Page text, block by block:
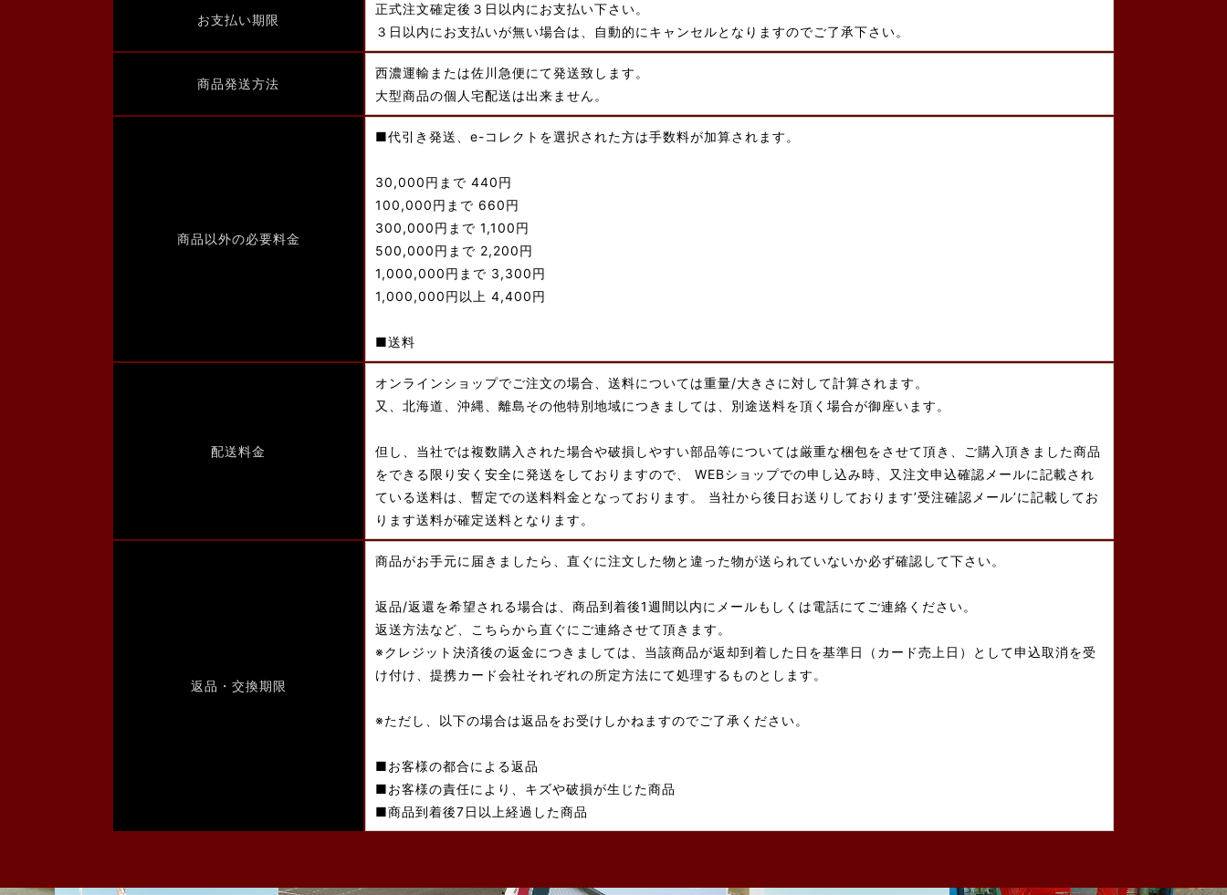
お支払い期限
正式注文確定後３日以内にお支払い下さい。
３日以内にお支払いが無い場合は、自動的にキャンセルとなりますのでご了承下さい。
商品発送方法
西濃運輸または佐川急便にて発送致します。
大型商品の個人宅配送は出来ません。
商品以外の必要料金
■代引き発送、e-コレクトを選択された方は手数料が加算されます。
30,000円まで 440円
100,000円まで 660円
300,000円まで 1,100円
500,000円まで 2,200円
1,000,000円まで 3,300円
1,000,000円以上 4,400円
■送料
配送料金
オンラインショップでご注文の場合、送料については重量/大きさに対して計算されます。
又、北海道、沖縄、離島その他特別地域につきましては、別途送料を頂く場合が御座います。
但し、当社では複数購入された場合や破損しやすい部品等については厳重な梱包をさせて頂き、ご購入頂きました商品
をできる限り安く安全に発送をしておりますので、 WEBショップでの申し込み時、又注文申込確認メールに記載され
ている送料は、暫定での送料料金となっております。 当社から後日お送りしております’受注確認メール’に記載してお
ります送料が確定送料となります。
返品・交換期限
商品がお手元に届きましたら、直ぐに注文した物と違った物が送られていないか必ず確認して下さい。
返品/返還を希望される場合は、商品到着後1週間以内にメールもしくは電話にてご連絡ください。
返送方法など、こちらから直ぐにご連絡させて頂きます。
※クレジット決済後の返金につきましては、当該商品が返却到着した日を基準日（カード売上日）として申込取消を受
け付け、提携カード会社それぞれの所定方法にて処理するものとします。
※ただし、以下の場合は返品をお受けしかねますのでご了承ください。
■お客様の都合による返品
■お客様の責任により、キズや破損が生じた商品
■商品到着後7日以上経過した商品